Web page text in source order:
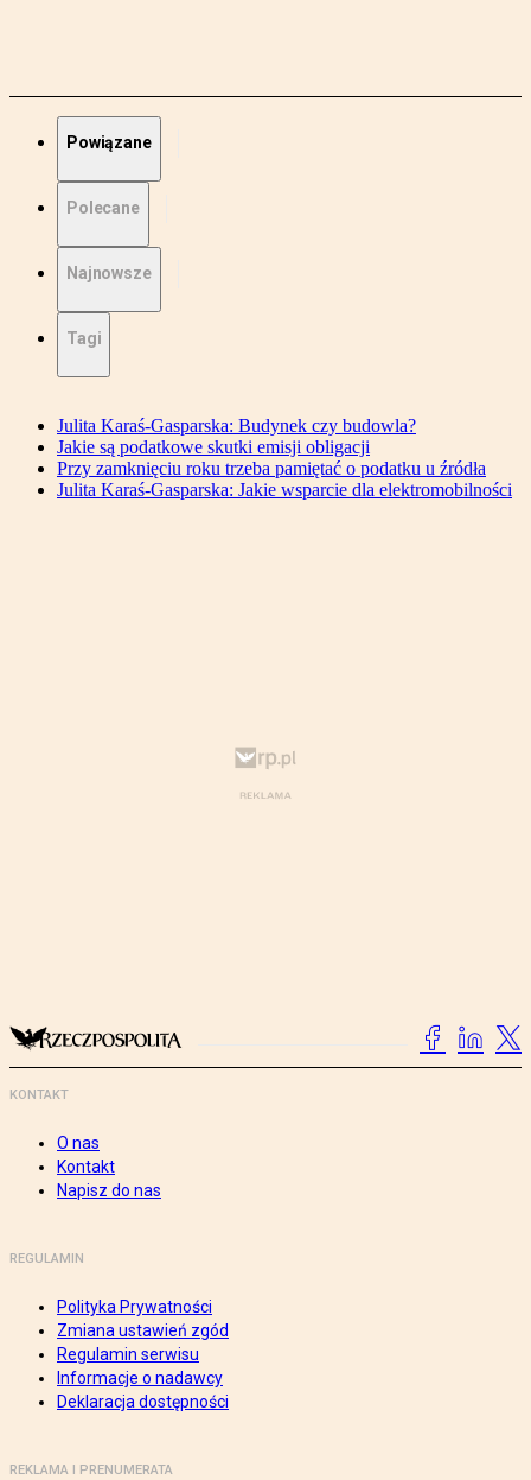
Powiązane
Polecane
Najnowsze
Tagi
Julita Karaś-Gasparska: Budynek czy budowla?
Jakie są podatkowe skutki emisji obligacji
Przy zamknięciu roku trzeba pamiętać o podatku u źródła
Julita Karaś-Gasparska: Jakie wsparcie dla elektromobilności
KONTAKT
O nas
Kontakt
Napisz do nas
REGULAMIN
Polityka Prywatności
Zmiana ustawień zgód
Regulamin serwisu
Informacje o nadawcy
Deklaracja dostępności
REKLAMA I PRENUMERATA